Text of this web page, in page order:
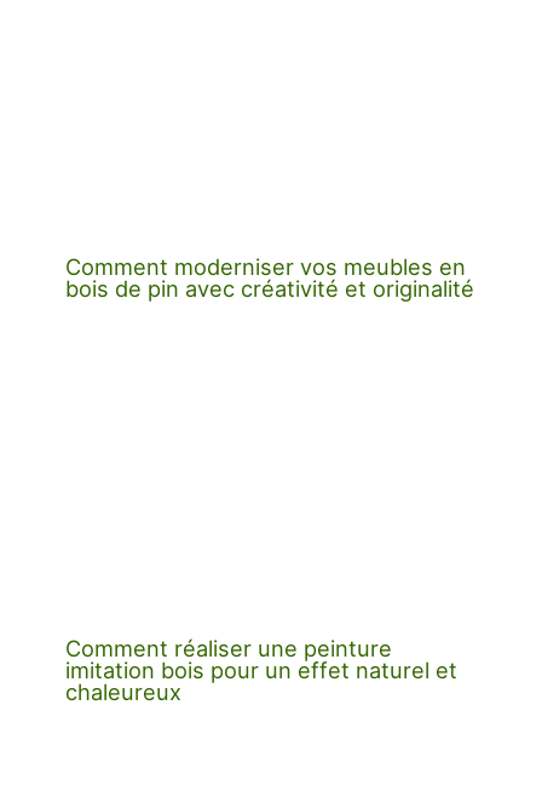
Comment moderniser vos meubles en
bois de pin avec créativité et originalité
Comment réaliser une peinture
imitation bois pour un effet naturel et
chaleureux